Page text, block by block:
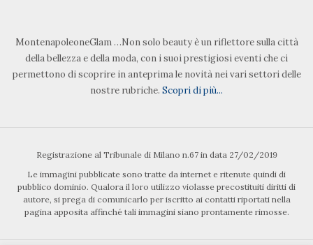
MontenapoleoneGlam …Non solo beauty è un riflettore sulla città
della bellezza e della moda, con i suoi prestigiosi eventi che ci
permettono di scoprire in anteprima le novità nei vari settori delle
nostre rubriche. Scopri di più...
Registrazione al Tribunale di Milano n.67 in data 27/02/2019
Le immagini pubblicate sono tratte da internet e ritenute quindi di
pubblico dominio. Qualora il loro utilizzo violasse precostituiti diritti di
autore, si prega di comunicarlo per iscritto ai contatti riportati nella
pagina apposita affinché tali immagini siano prontamente rimosse.